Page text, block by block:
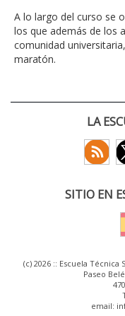
A lo largo del curso se
los que además de los
comunidad
maratón.
LA
SITIO EN
(c) 2026 :: Escuela
Paseo
email: